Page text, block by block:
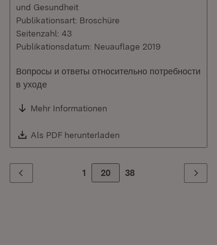
und Gesundheit
Publikationsart: Broschüre
Seitenzahl: 43
Publikationsdatum: Neuauflage 2019
Вопросы и ответы относительно потребности
в уходе
Mehr Informationen
Download:
Als PDF herunterladen
Zurück 1 Zur Seite
20 38 Weiter